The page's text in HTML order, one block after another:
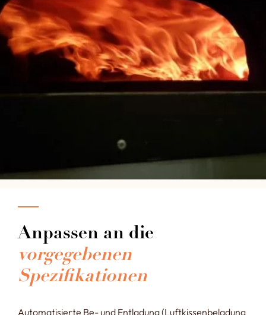
Anpassen an die
vorgegebenen
Spezifikationen
Automatisierte Be- und Entladung (Luftkissenbeladung